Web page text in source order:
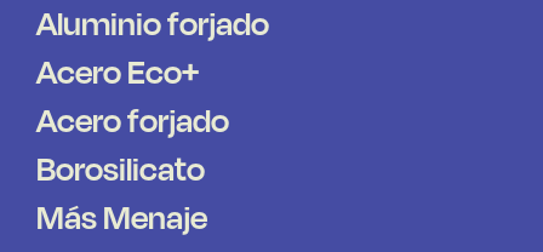
Aluminio forjado
Acero Eco+
Acero forjado
Borosilicato
Más Menaje